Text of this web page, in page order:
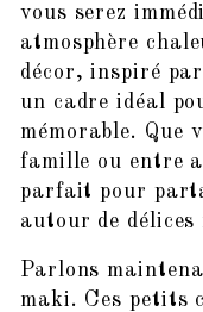
vous serez
atmosphère
décor, inspiré
un cadre idéal
mémorable. Que
famille ou entre
parfait pour
autour de délices
Parlons
maki. Ces petits